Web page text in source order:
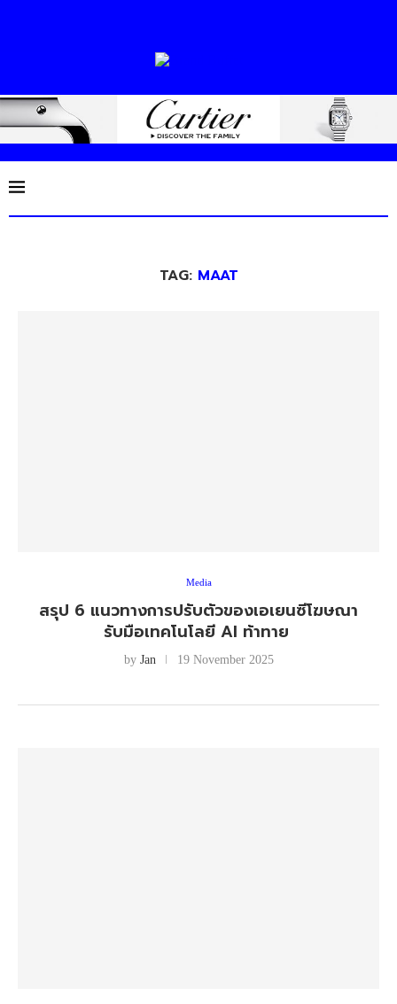
TAG: MAAT
Media
สรุป 6 แนวทางการปรับตัวของเอเยนซีโฆษณา
รับมือเทคโนโลยี AI ท้าทาย
by Jan 19 November 2025